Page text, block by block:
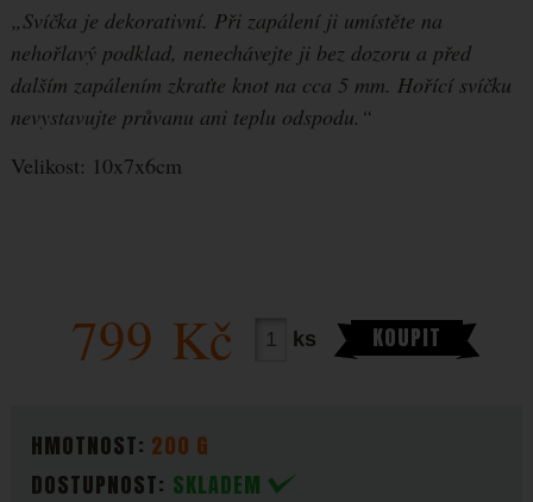
„Svíčka je dekorativní. Při zapálení ji umístěte na
nehořlavý podklad, nenechávejte ji bez dozoru a před
dalším zapálením zkraťte knot na cca 5 mm. Hořící svíčku
nevystavujte průvanu ani teplu odspodu.“
Velikost: 10x7x6cm
PARAMETRY
HMOTNOST: 200 G
DOSTUPNOST: SKLADEM
799 Kč ks KOUPIT